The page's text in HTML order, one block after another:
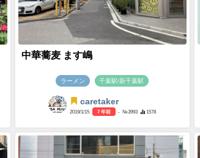
中華蕎麦 ます嶋
ラーメン 千葉駅/新千葉駅
caretaker
2019/1/15 7 年前 - №3993 1578